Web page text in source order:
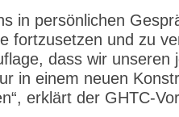
in persönlichen
fortzusetzen und zu
dass wir unseren
in einem neuen
erklärt der GHTC-